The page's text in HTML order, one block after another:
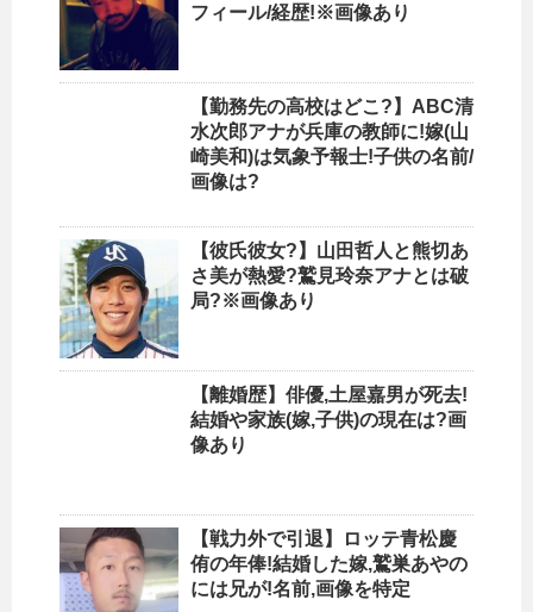
フィール/経歴!※画像あり
【勤務先の高校はどこ?】ABC清
水次郎アナが兵庫の教師に!嫁(山
崎美和)は気象予報士!子供の名前/
画像は?
【彼氏彼女?】山田哲人と熊切あ
さ美が熱愛?鷲見玲奈アナとは破
局?※画像あり
【離婚歴】俳優,土屋嘉男が死去!
結婚や家族(嫁,子供)の現在は?画
像あり
【戦力外で引退】ロッテ青松慶
侑の年俸!結婚した嫁,鷲巣あやの
には兄が!名前,画像を特定